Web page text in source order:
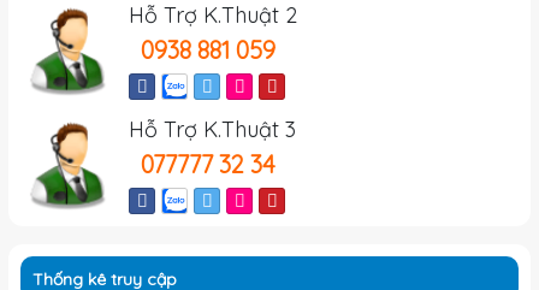
Hỗ Trợ K.Thuật 2
0938 881 059
Hỗ Trợ K.Thuật 3
077777 32 34
Thống kê truy cập